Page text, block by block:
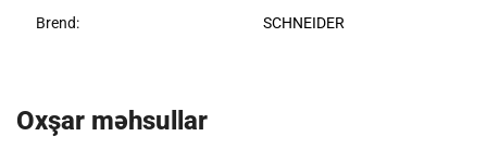
Brend: SCHNEIDER
Oxşar məhsullar